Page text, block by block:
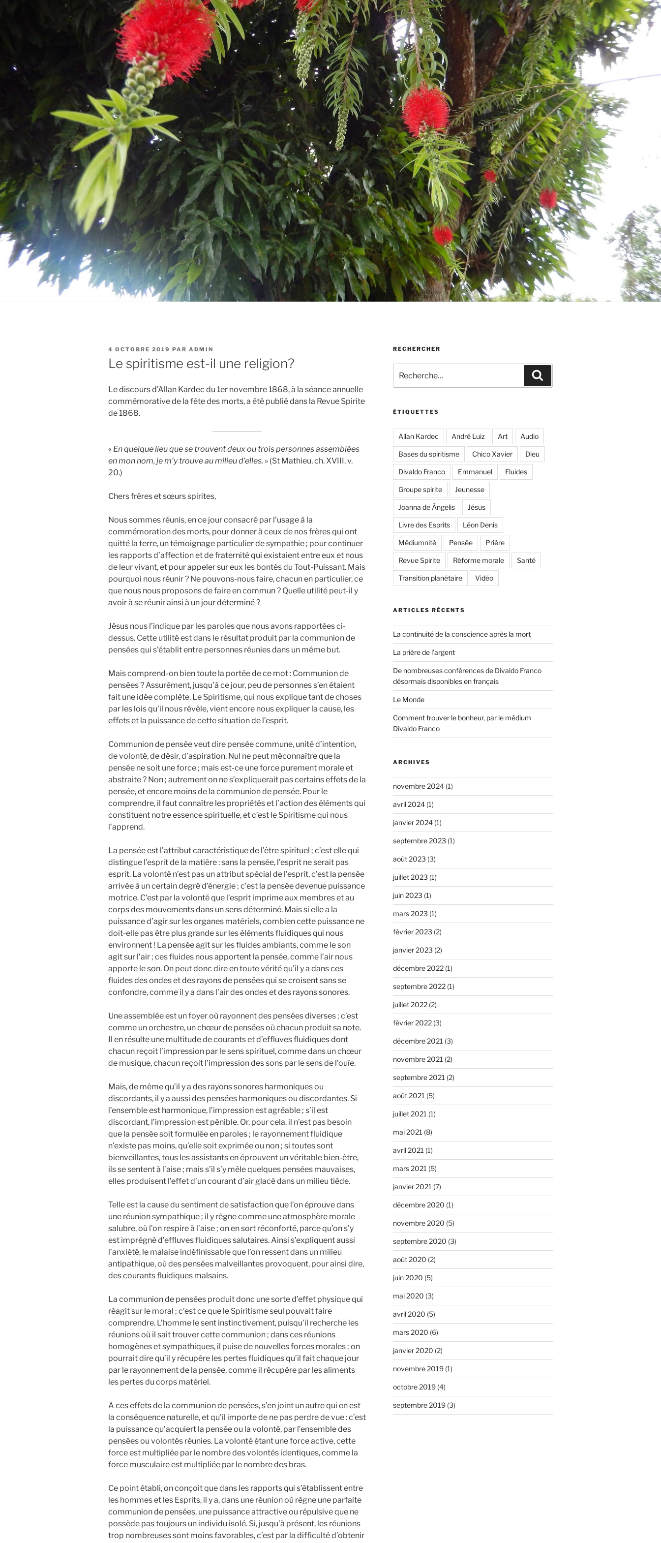
PUBLIÉ
LE
4 OCTOBRE 2019 PAR ADMIN
Le spiritisme est-il une religion?
Le discours d’Allan Kardec du 1er novembre 1868, à la séance annuelle
commémorative de la fête des morts, a été publié dans la Revue Spirite
de 1868.
« En quelque lieu que se trouvent deux ou trois personnes assemblées
en mon nom, je m’y trouve au milieu d’elles. » (St Mathieu, ch. XVIII, v.
20.)
Chers frères et sœurs spirites,
Nous sommes réunis, en ce jour consacré par l’usage à la
commémoration des morts, pour donner à ceux de nos frères qui ont
quitté la terre, un témoignage particulier de sympathie ; pour continuer
les rapports d’affection et de fraternité qui existaient entre eux et nous
de leur vivant, et pour appeler sur eux les bontés du Tout-Puissant. Mais
pourquoi nous réunir ? Ne pouvons-nous faire, chacun en particulier, ce
que nous nous proposons de faire en commun ? Quelle utilité peut-il y
avoir à se réunir ainsi à un jour déterminé ?
Jésus nous l’indique par les paroles que nous avons rapportées ci-
dessus. Cette utilité est dans le résultat produit par la communion de
pensées qui s’établit entre personnes réunies dans un même but.
Mais comprend-on bien toute la portée de ce mot : Communion de
pensées ? Assurément, jusqu’à ce jour, peu de personnes s’en étaient
fait une idée complète. Le Spiritisme, qui nous explique tant de choses
par les lois qu’il nous révèle, vient encore nous expliquer la cause, les
effets et la puissance de cette situation de l’esprit.
Communion de pensée veut dire pensée commune, unité d’intention,
de volonté, de désir, d’aspiration. Nul ne peut méconnaître que la
pensée ne soit une force ; mais est-ce une force purement morale et
abstraite ? Non ; autrement on ne s’expliquerait pas certains effets de la
pensée, et encore moins de la communion de pensée. Pour le
comprendre, il faut connaître les propriétés et l’action des éléments qui
constituent notre essence spirituelle, et c’est le Spiritisme qui nous
l’apprend.
La pensée est l’attribut caractéristique de l’être spirituel ; c’est elle qui
distingue l’esprit de la matière : sans la pensée, l’esprit ne serait pas
esprit. La volonté n’est pas un attribut spécial de l’esprit, c’est la pensée
arrivée à un certain degré d’énergie ; c’est la pensée devenue puissance
motrice. C’est par la volonté que l’esprit imprime aux membres et au
corps des mouvements dans un sens déterminé. Mais si elle a la
puissance d’agir sur les organes matériels, combien cette puissance ne
doit-elle pas être plus grande sur les éléments fluidiques qui nous
environnent ! La pensée agit sur les fluides ambiants, comme le son
agit sur l’air ; ces fluides nous apportent la pensée, comme l’air nous
apporte le son. On peut donc dire en toute vérité qu’il y a dans ces
fluides des ondes et des rayons de pensées qui se croisent sans se
confondre, comme il y a dans l’air des ondes et des rayons sonores.
Une assemblée est un foyer où rayonnent des pensées diverses ; c’est
comme un orchestre, un chœur de pensées où chacun produit sa note.
Il en résulte une multitude de courants et d’effluves fluidiques dont
chacun reçoit l’impression par le sens spirituel, comme dans un chœur
de musique, chacun reçoit l’impression des sons par le sens de l’ouïe.
Mais, de même qu’il y a des rayons sonores harmoniques ou
discordants, il y a aussi des pensées harmoniques ou discordantes. Si
l’ensemble est harmonique, l’impression est agréable ; s’il est
discordant, l’impression est pénible. Or, pour cela, il n’est pas besoin
que la pensée soit formulée en paroles ; le rayonnement fluidique
n’existe pas moins, qu’elle soit exprimée ou non ; si toutes sont
bienveillantes, tous les assistants en éprouvent un véritable bien-être,
ils se sentent à l’aise ; mais s’il s’y mêle quelques pensées mauvaises,
elles produisent l’effet d’un courant d’air glacé dans un milieu tiède.
Telle est la cause du sentiment de satisfaction que l’on éprouve dans
une réunion sympathique ; il y règne comme une atmosphère morale
salubre, où l’on respire à l’aise ; on en sort réconforté, parce qu’on s’y
est imprégné d’effluves fluidiques salutaires. Ainsi s’expliquent aussi
l’anxiété, le malaise indéfinissable que l’on ressent dans un milieu
antipathique, où des pensées malveillantes provoquent, pour ainsi dire,
des courants fluidiques malsains.
La communion de pensées produit donc une sorte d’effet physique qui
réagit sur le moral ; c’est ce que le Spiritisme seul pouvait faire
comprendre. L’homme le sent instinctivement, puisqu’il recherche les
réunions où il sait trouver cette communion ; dans ces réunions
homogènes et sympathiques, il puise de nouvelles forces morales ; on
pourrait dire qu’il y récupère les pertes fluidiques qu’il fait chaque jour
par le rayonnement de la pensée, comme il récupère par les aliments
les pertes du corps matériel.
A ces effets de la communion de pensées, s’en joint un autre qui en est
la conséquence naturelle, et qu’il importe de ne pas perdre de vue : c’est
la puissance qu’acquiert la pensée ou la volonté, par l’ensemble des
pensées ou volontés réunies. La volonté étant une force active, cette
force est multipliée par le nombre des volontés identiques, comme la
force musculaire est multipliée par le nombre des bras.
Ce point établi, on conçoit que dans les rapports qui s’établissent entre
les hommes et les Esprits, il y a, dans une réunion où règne une parfaite
communion de pensées, une puissance attractive ou répulsive que ne
possède pas toujours un individu isolé. Si, jusqu’à présent, les réunions
trop nombreuses sont moins favorables, c’est par la difficulté d’obtenir
RECHERCHER
pour
:
ÉTIQUETTES
Allan Kardec André Luiz Art Audio
Bases du spiritisme Chico Xavier Dieu
Divaldo Franco Emmanuel Fluides
Groupe spirite Jeunesse
Joanna de Ângelis Jésus
Livre des Esprits Léon Denis
Médiumnité Pensée Prière
Revue Spirite Réforme morale Santé
Transition planétaire Vidéo
ARTICLES RÉCENTS
La continuité de la conscience après la mort
La prière de l’argent
De nombreuses conférences de Divaldo Franco
désormais disponibles en français
Le Monde
Comment trouver le bonheur, par le médium
Divaldo Franco
ARCHIVES
novembre 2024(1)
avril 2024(1)
janvier 2024(1)
septembre 2023 (1)
août 2023 (3)
juillet 2023 (1)
juin 2023 (1)
mars 2023 (1)
février 2023 (2)
janvier 2023 (2)
décembre 2022(1)
septembre 2022(1)
juillet 2022(2)
février 2022(3)
décembre 2021 (3)
novembre 2021 (2)
septembre 2021 (2)
août 2021 (5)
juillet 2021 (1)
mai 2021 (8)
avril 2021 (1)
mars 2021 (5)
janvier 2021 (7)
décembre 2020 (1)
novembre 2020 (5)
septembre 2020 (3)
août 2020 (2)
juin 2020 (5)
mai 2020 (3)
avril 2020 (5)
mars 2020 (6)
janvier 2020 (2)
novembre 2019(1)
octobre 2019(4)
septembre 2019(3)